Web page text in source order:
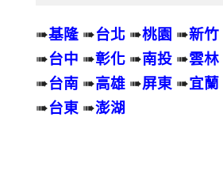
➠基隆 ➠台北 ➠桃園 ➠新竹
➠台中 ➠彰化 ➠南投 ➠雲林
➠台南 ➠高雄 ➠屏東 ➠宜蘭
➠台東 ➠澎湖